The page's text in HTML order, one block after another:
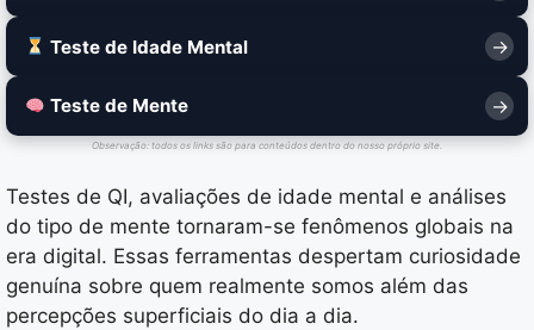
Teste de Idade Mental
Teste de Mente
Observação: todos os links são para conteúdos dentro do nosso próprio site.
Testes de QI, avaliações de idade mental e análises
do tipo de mente tornaram-se fenômenos globais na
era digital. Essas ferramentas despertam curiosidade
genuína sobre quem realmente somos além das
percepções superficiais do dia a dia.